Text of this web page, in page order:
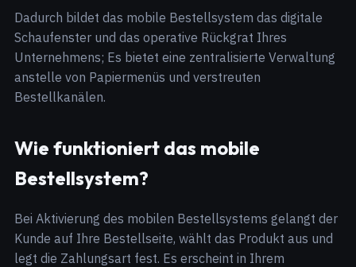
Dadurch bildet das mobile Bestellsystem das digitale
Schaufenster und das operative Rückgrat Ihres
Unternehmens; Es bietet eine zentralisierte Verwaltung
anstelle von Papiermenüs und verstreuten
Bestellkanälen.
Wie funktioniert das mobile
Bestellsystem?
Bei Aktivierung des mobilen Bestellsystems gelangt der
Kunde auf Ihre Bestellseite, wählt das Produkt aus und
legt die Zahlungsart fest. Es erscheint in Ihrem